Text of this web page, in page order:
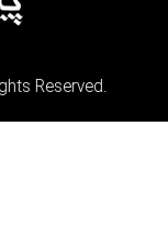
Reserved.